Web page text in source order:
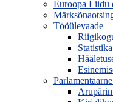
Euroopa Liidu
Tööülevaade
Statistika